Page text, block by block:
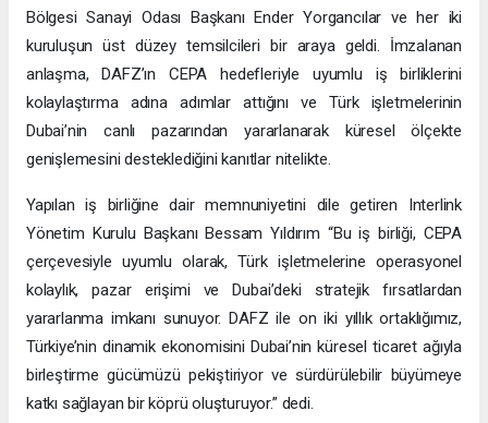
Bölgesi Sanayi Odası Başkanı Ender Yorgancılar ve her iki
kuruluşun üst düzey temsilcileri bir araya geldi. İmzalanan
anlaşma, DAFZ’ın CEPA hedefleriyle uyumlu iş birliklerini
kolaylaştırma adına adımlar attığını ve Türk işletmelerinin
Dubai’nin canlı pazarından yararlanarak küresel ölçekte
genişlemesini desteklediğini kanıtlar nitelikte.
Yapılan iş birliğine dair memnuniyetini dile getiren Interlink
Yönetim Kurulu Başkanı Bessam Yıldırım “Bu iş birliği, CEPA
çerçevesiyle uyumlu olarak, Türk işletmelerine operasyonel
kolaylık, pazar erişimi ve Dubai’deki stratejik fırsatlardan
yararlanma imkanı sunuyor. DAFZ ile on iki yıllık ortaklığımız,
Türkiye’nin dinamik ekonomisini Dubai’nin küresel ticaret ağıyla
birleştirme gücümüzü pekiştiriyor ve sürdürülebilir büyümeye
katkı sağlayan bir köprü oluşturuyor.” dedi.